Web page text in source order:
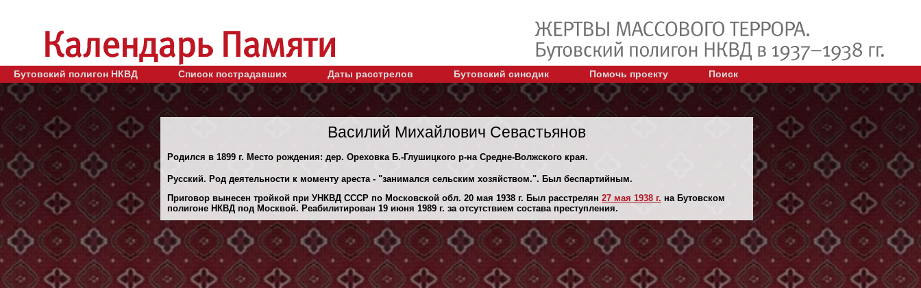
Бутовский полигон НКВД Список пострадавших Даты расстрелов Бутовский синодик Помочь проекту Поиск
Василий Михайлович Севастьянов
Родился в 1899 г. Место рождения: дер. Ореховка Б.-Глушицкого р-на Средне-Волжского края.
Русский. Род деятельности к моменту ареста - "занимался сельским хозяйством.". Был беспартийным.
Приговор вынесен тройкой при УНКВД СССР по Московской обл. 20 мая 1938 г. Был расстрелян 27 мая 1938 г. на Бутовском
полигоне НКВД под Москвой. Реабилитирован 19 июня 1989 г. за отсутствием состава преступления.